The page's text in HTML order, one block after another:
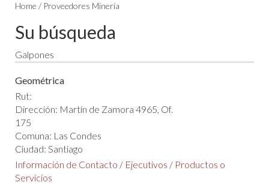
Home / Proveedores Minería
Su búsqueda
Galpones
Geométrica
Rut:
Dirección: Martín de Zamora 4965, Of.
175
Comuna: Las Condes
Ciudad: Santiago
Información de Contacto / Ejecutivos / Productos o
Servicios